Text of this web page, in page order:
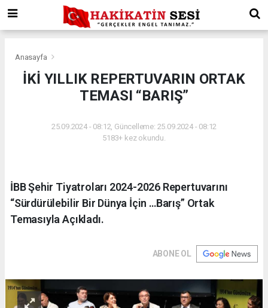
Anasayfa
İKİ YILLIK REPERTUVARIN ORTAK
TEMASI “BARIŞ”
25.09.2024 - 08:12, Güncelleme: 25.09.2024 - 08:12
5183+ kez okundu.
İBB Şehir Tiyatroları 2024-2026 Repertuvarını
“Sürdürülebilir Bir Dünya İçin …Barış” Ortak
Temasıyla Açıkladı.
ABONE OL